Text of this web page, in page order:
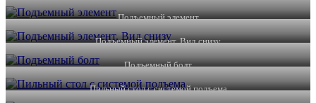
Подъемный элемент
Подъемный элемент. Вид снизу
Подъемный болт
Пильный стол с системой подъема